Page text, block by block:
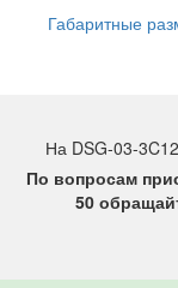
Габаритные
На DSG-03-
По вопросам
50